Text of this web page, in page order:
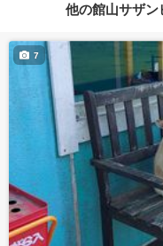
他の館山サザ
7